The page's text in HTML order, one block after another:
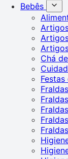
Bebês
Chá
Fraldas